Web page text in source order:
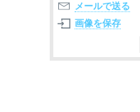
メールで送る
画像を保存